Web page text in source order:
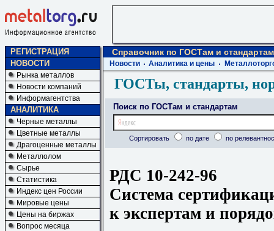
РЕГИСТРАЦИЯ
НОВОСТИ
Рынка металлов
Новости компаний
Информагентства
АНАЛИТИКА
Черные металлы
Цветные металлы
Драгоценные металлы
Металлолом
Сырье
Статистика
Индекс цен России
Мировые цены
Цены на биржах
Вопрос месяца
Справочник по ГОСТам и стандартам
Новости Аналитика и цены
ГОСТы, стандарты,
Поиск по ГОСТам и стандартам
Сортировать по дате по
РДС 10-242-96
Система
к экспертам и